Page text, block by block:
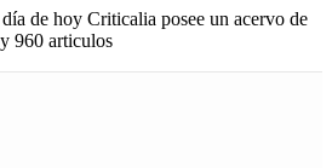
de hoy Criticalia posee un acervo de
960 articulos